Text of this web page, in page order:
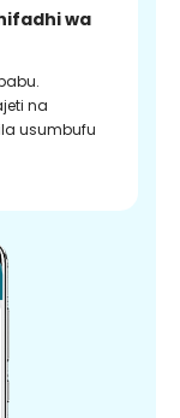
wa
na
usumbufu